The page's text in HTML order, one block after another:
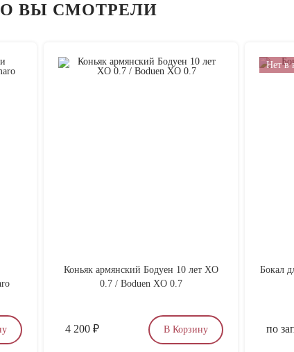
ВЫ СМОТРЕЛИ
Коньяк армянский Бодуен 10 лет XO
0.7 / Boduen XO 0.7
4 200 ₽ В Корзину
Нет в
Бокал
по